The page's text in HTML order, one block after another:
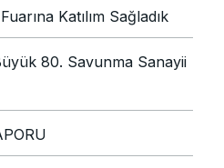
Katılım Sağladık
80. Savunma Sanayii